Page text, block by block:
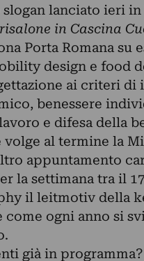
slogan lanciato ieri
in Cascina
Porta Romana su
design e food
ai criteri di
benessere
e difesa della
al termine la
appuntamento
la settimana tra il
il leitmotiv della
come ogni anno si
già in